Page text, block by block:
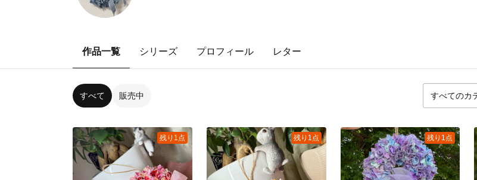
作品一覧 シリーズ プロフィール レター
すべて 販売中
残り1点 残り1点 残り1点